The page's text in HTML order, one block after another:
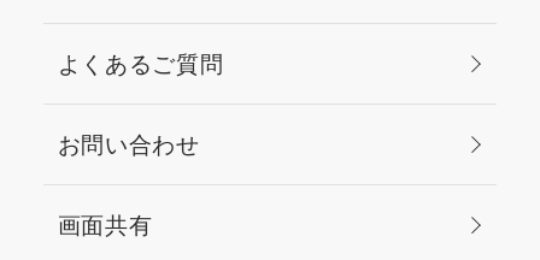
よくあるご質問
お問い合わせ
画面共有